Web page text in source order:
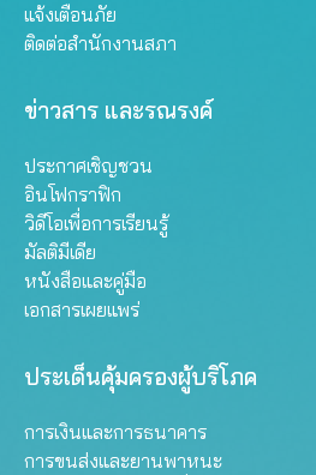
แจ้งเตือนภัย
ติดต่อสำนักงานสภา
ข่าวสาร และรณรงค์
ประกาศเชิญชวน
อินโฟกราฟิก
วิดีโอเพื่อการเรียนรู้
มัลติมีเดีย
หนังสือและคู่มือ
เอกสารเผยแพร่
ประเด็นคุ้มครองผู้บริโภค
การเงินและการธนาคาร
การขนส่งและยานพาหนะ